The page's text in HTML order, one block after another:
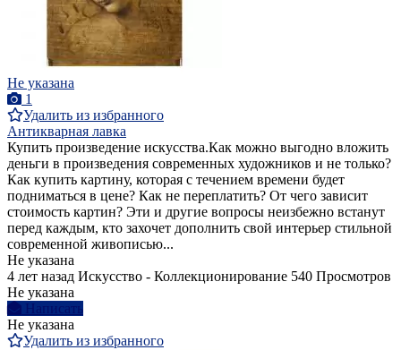
Не указана
1
Удалить из избранного
Антикварная лавка
Купить произведение искусства.Как можно выгодно вложить
деньги в произведения современных художников и не только?
Как купить картину, которая с течением времени будет
подниматься в цене? Как не переплатить? От чего зависит
стоимость картин? Эти и другие вопросы неизбежно встанут
перед каждым, кто захочет дополнить свой интерьер стильной
современной живописью...
Не указана
4 лет назад Искусство - Коллекционирование 540 Просмотров
Не указана
Написать
Не указана
Удалить из избранного